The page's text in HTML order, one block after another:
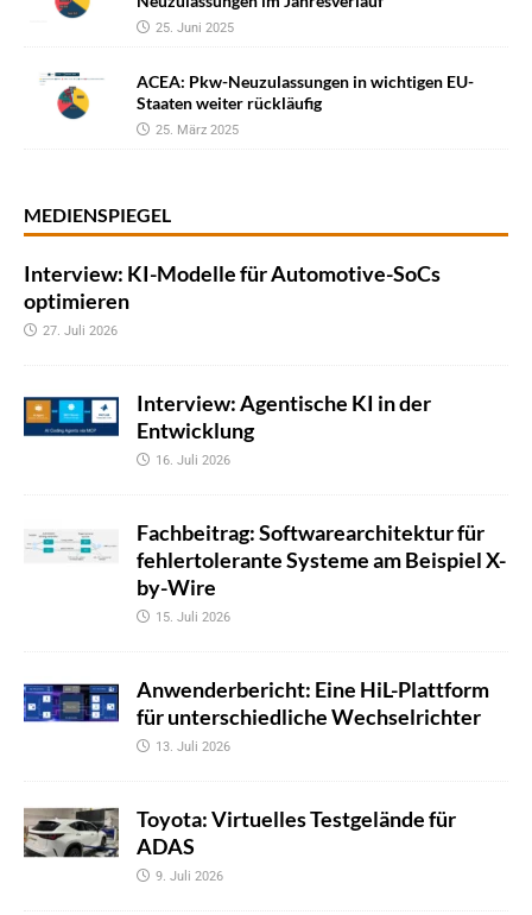
25. Juni 2025
ACEA: Pkw-Neuzulassungen in wichtigen EU-
Staaten weiter rückläufig
25. März 2025
MEDIENSPIEGEL
Interview: KI-Modelle für Automotive-SoCs
optimieren
27. Juli 2026
Interview: Agentische KI in der
Entwicklung
16. Juli 2026
Fachbeitrag: Softwarearchitektur für
fehlertolerante Systeme am Beispiel X-
by-Wire
15. Juli 2026
Anwenderbericht: Eine HiL-Plattform
für unterschiedliche Wechselrichter
13. Juli 2026
Toyota: Virtuelles Testgelände für
ADAS
9. Juli 2026